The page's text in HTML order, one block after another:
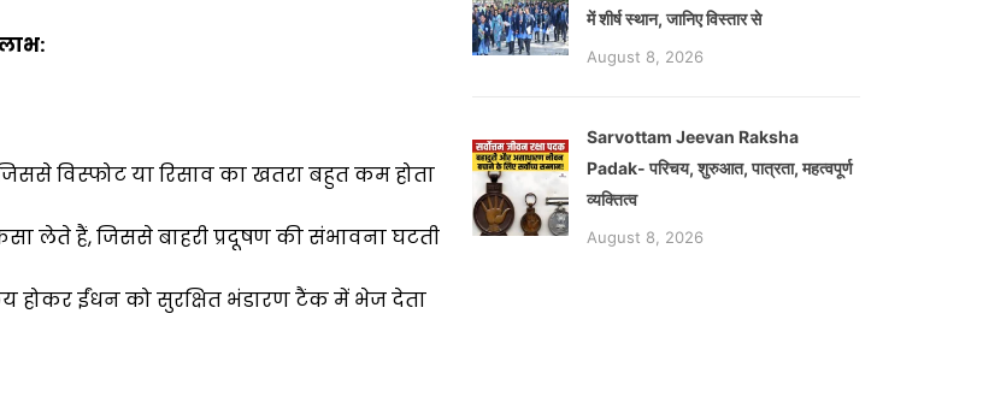
:
विस्फोट या रिसाव का खतरा बहुत कम होता
लेते हैं, जिससे बाहरी प्रदूषण की संभावना घटती
होकर ईंधन को सुरक्षित भंडारण टैंक में भेज देता
में शीर्ष स्थान, जानिए विस्तार से
August 8, 2026
Sarvottam Jeevan Raksha
Padak- परिचय, शुरुआत, पात्रता, महत्वपूर्ण
व्यक्तित्व
August 8, 2026